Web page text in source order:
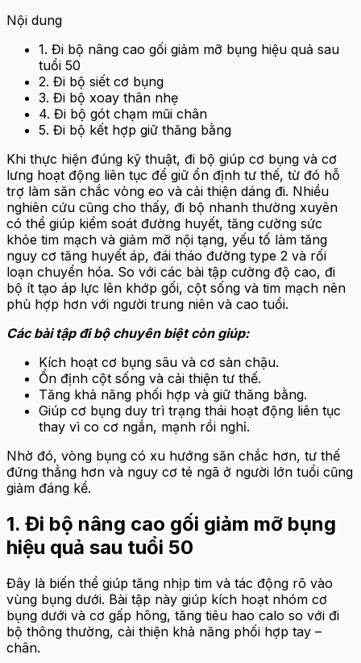
Nội dung
1. Đi bộ nâng cao gối giảm mỡ bụng hiệu quả sau
tuổi 50
2. Đi bộ siết cơ bụng
3. Đi bộ xoay thân nhẹ
4. Đi bộ gót chạm mũi chân
5. Đi bộ kết hợp giữ thăng bằng
Khi thực hiện đúng kỹ thuật, đi bộ giúp cơ bụng và cơ
lưng hoạt động liên tục để giữ ổn định tư thế, từ đó hỗ
trợ làm săn chắc vòng eo và cải thiện dáng đi. Nhiều
nghiên cứu cũng cho thấy, đi bộ nhanh thường xuyên
có thể giúp kiểm soát đường huyết, tăng cường sức
khỏe tim mạch và giảm mỡ nội tạng, yếu tố làm tăng
nguy cơ tăng huyết áp, đái tháo đường type 2 và rối
loạn chuyển hóa. So với các bài tập cường độ cao, đi
bộ ít tạo áp lực lên khớp gối, cột sống và tim mạch nên
phù hợp hơn với người trung niên và cao tuổi.
Các bài tập đi bộ chuyên biệt còn giúp:
Kích hoạt cơ bụng sâu và cơ sàn chậu.
Ổn định cột sống và cải thiện tư thế.
Tăng khả năng phối hợp và giữ thăng bằng.
Giúp cơ bụng duy trì trạng thái hoạt động liên tục
thay vì co cơ ngắn, mạnh rồi nghỉ.
Nhờ đó, vòng bụng có xu hướng săn chắc hơn, tư thế
đứng thẳng hơn và nguy cơ té ngã ở người lớn tuổi cũng
giảm đáng kể.
1. Đi bộ nâng cao gối giảm mỡ bụng
hiệu quả sau tuổi 50
Đây là biến thể giúp tăng nhịp tim và tác động rõ vào
vùng bụng dưới. Bài tập này giúp kích hoạt nhóm cơ
bụng dưới và cơ gấp hông, tăng tiêu hao calo so với đi
bộ thông thường, cải thiện khả năng phối hợp tay –
chân.